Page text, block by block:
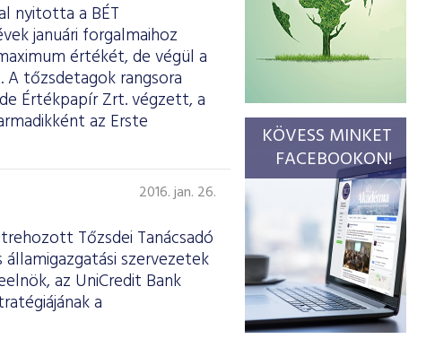
nyitotta a BÉT
januári forgalmaihoz
értékét, de végül a
tőzsdetagok rangsora
Értékpapír Zrt. végzett, a
az Erste
2016. jan. 26.
Tőzsdei Tanácsadó
szervezetek
az UniCredit Bank
a
KÖVESS MINKET
FACEBOOKON!